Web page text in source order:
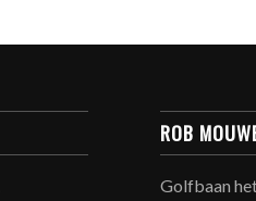
ROB
Golfbaan